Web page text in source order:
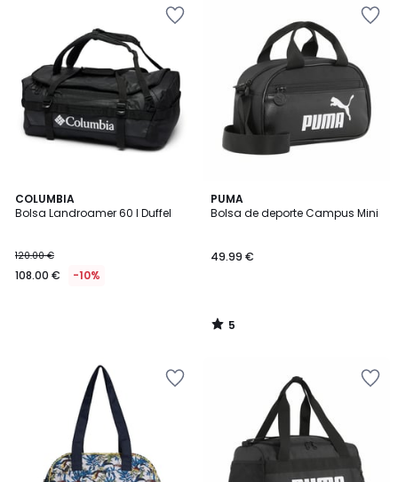
COLUMBIA
Bolsa Landroamer 60 l Duffel
120.00 €
108.00 € -10%
PUMA
Bolsa de deporte Campus Mini
49.99 €
5
/
5
/